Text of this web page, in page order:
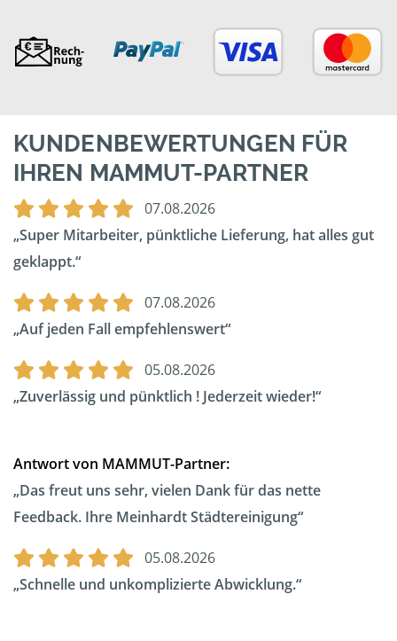
KUNDENBEWERTUNGEN FÜR
IHREN MAMMUT-PARTNER
07.08.2026
Super Mitarbeiter, pünktliche Lieferung, hat alles gut
geklappt.
07.08.2026
Auf jeden Fall empfehlenswert
05.08.2026
Zuverlässig und pünktlich ! Jederzeit wieder!
Antwort von MAMMUT-Partner:
Das freut uns sehr, vielen Dank für das nette
Feedback. Ihre Meinhardt Städtereinigung
05.08.2026
Schnelle und unkomplizierte Abwicklung.